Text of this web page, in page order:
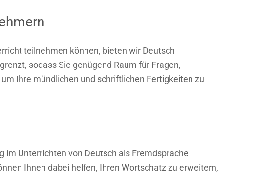
teilnehmen können, bieten wir Deutsch
sodass Sie genügend Raum für Fragen,
Ihre mündlichen und schriftlichen Fertigkeiten zu
Unterrichten von Deutsch als Fremdsprache
Ihnen dabei helfen, Ihren Wortschatz zu erweitern,